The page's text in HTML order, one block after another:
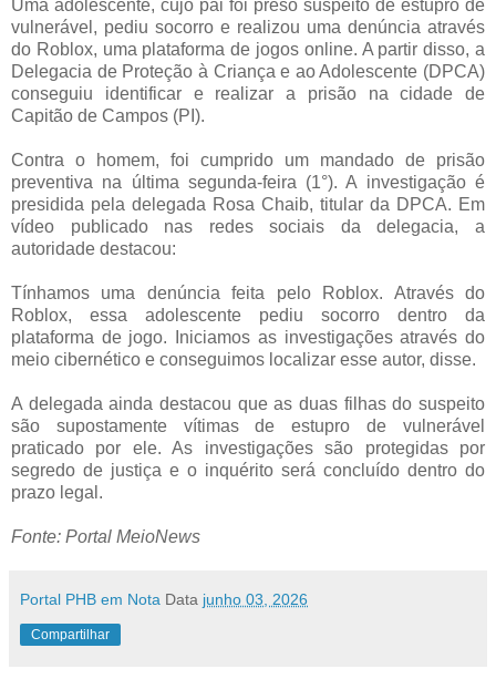
Uma adolescente, cujo pai foi preso suspeito de estupro de
vulnerável, pediu socorro e realizou uma denúncia através
do Roblox, uma plataforma de jogos online. A partir disso, a
Delegacia de Proteção à Criança e ao Adolescente (DPCA)
conseguiu identificar e realizar a prisão na cidade de
Capitão de Campos (PI).
Contra o homem, foi cumprido um mandado de prisão
preventiva na última segunda-feira (1°). A investigação é
presidida pela delegada Rosa Chaib, titular da DPCA. Em
vídeo publicado nas redes sociais da delegacia, a
autoridade destacou:
Tínhamos uma denúncia feita pelo Roblox. Através do
Roblox, essa adolescente pediu socorro dentro da
plataforma de jogo. Iniciamos as investigações através do
meio cibernético e conseguimos localizar esse autor, disse.
A delegada ainda destacou que as duas filhas do suspeito
são supostamente vítimas de estupro de vulnerável
praticado por ele. As investigações são protegidas por
segredo de justiça e o inquérito será concluído dentro do
prazo legal.
Fonte: Portal MeioNews
Portal PHB em Nota Data junho 03, 2026
Compartilhar